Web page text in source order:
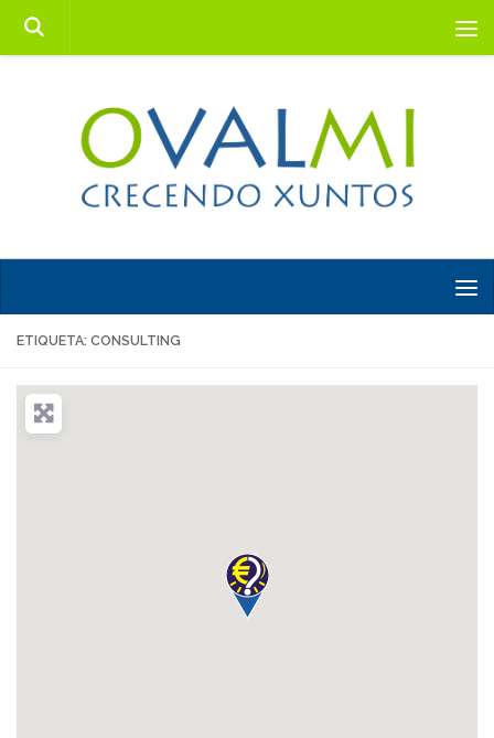
Saltar al contenido
ETIQUETA: CONSULTING